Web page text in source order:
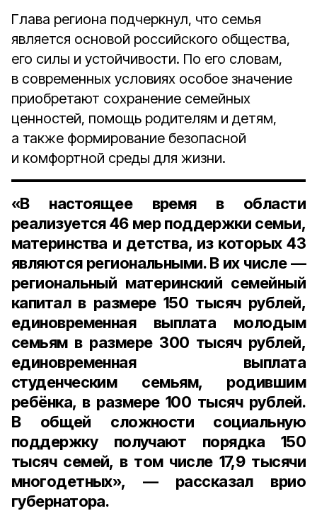
Глава региона подчеркнул, что семья
является основой российского общества,
его силы и устойчивости. По его словам,
в современных условиях особое значение
приобретают сохранение семейных
ценностей, помощь родителям и детям,
а также формирование безопасной
и комфортной среды для жизни.
«В настоящее время в области
реализуется 46 мер поддержки семьи,
материнства и детства, из которых 43
являются региональными. В их числе —
региональный материнский семейный
капитал в размере 150 тысяч рублей,
единовременная выплата молодым
семьям в размере 300 тысяч рублей,
единовременная выплата
студенческим семьям, родившим
ребёнка, в размере 100 тысяч рублей.
В общей сложности социальную
поддержку получают порядка 150
тысяч семей, в том числе 17,9 тысячи
многодетных», — рассказал врио
губернатора.